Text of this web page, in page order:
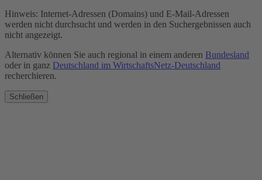
Hinweis: Internet-Adressen (Domains) und E-Mail-Adressen
werden nicht durchsucht und werden in den Suchergebnissen auch
nicht angezeigt.
Alternativ können Sie auch regional in einem anderen Bundesland
oder in ganz Deutschland im WirtschaftsNetz-Deutschland
recherchieren.
Schließen